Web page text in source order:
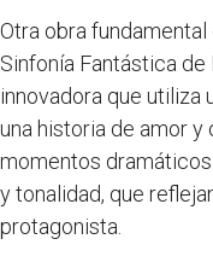
Otra obra
Sinfonía Fantástica
innovadora que utiliza
una historia de amor y
momentos
y tonalidad, que
protagonista.